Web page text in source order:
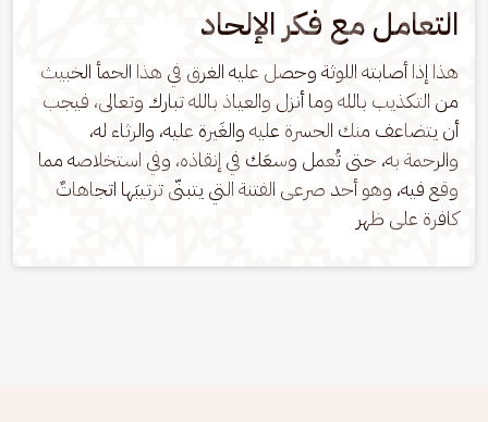
التعامل مع فكر الإلحاد
هذا إذا أصابته اللوثة وحصل عليه الغرق في هذا الحمأ الخبيث
من التكذيب بالله وما أنزل والعياذ بالله تبارك وتعالى، فيجب
أن يتضاعف منك الحسرة عليه والغَيرة عليه، والرثاء له،
والرحمة به، حتى تُعمل وسعَك في إنقاذه، وفي استخلاصه مما
وقع فيه، وهو أحد صرعى الفتنة التي يتبنّى ترتيبَها اتجاهاتٌ
كافرة على ظهر